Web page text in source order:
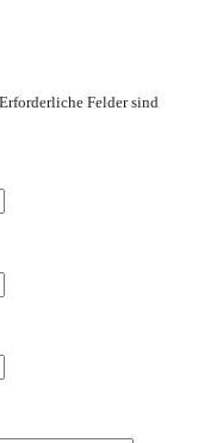
Erforderliche Felder sind